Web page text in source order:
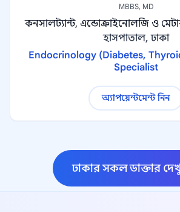
MBBS, MD
কনসালট্যান্ট, এন্ডোক্রাইনোলজি ও
হাসপাতাল, ঢাকা
Endocrinology (Diabetes,
Specialist
অ্যাপয়েন্টমেন্ট নিন
ঢাকার সকল ডাক্তার